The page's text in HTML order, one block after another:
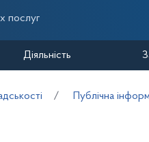
послуг
Діяльність
Публічна